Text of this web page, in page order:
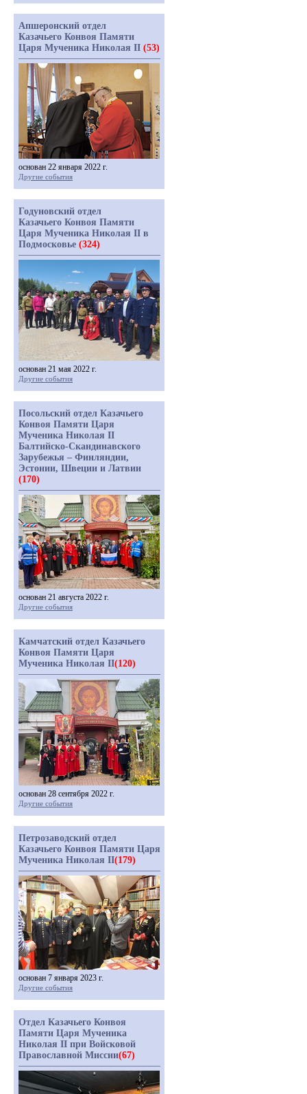
Апшеронский отдел
Казачьего Конвоя Памяти
Царя Мученика Николая II (53)
основан 22 января 2022 г.
Другие события
Годуновский отдел
Казачьего Конвоя Памяти
Царя Мученика Николая II в
Подмосковье (324)
основан 21 мая 2022 г.
Другие события
Посольский отдел Казачьего
Конвоя Памяти Царя
Мученика Николая II
Балтийско-Скандинавского
Зарубежья – Финляндии,
Эстонии, Швеции и Латвии
(170)
основан 21 августа 2022 г.
Другие события
Камчатский отдел Казачьего
Конвоя Памяти Царя
Мученика Николая II(120)
основан 28 сентября 2022 г.
Другие события
Петрозаводский отдел
Казачьего Конвоя Памяти Царя
Мученика Николая II(179)
основан 7 января 2023 г.
Другие события
Отдел Казачьего Конвоя
Памяти Царя Мученика
Николая II при Войсковой
Православной Миссии(67)